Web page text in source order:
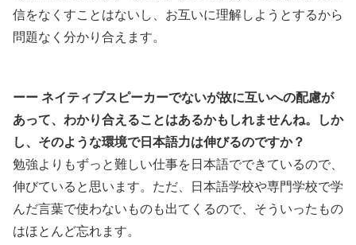
信をなくすことはないし、お互いに理解しようとするから
問題なく分かり合えます。
ーー ネイティブスピーカーでないが故に互いへの配慮が
あって、わかり合えることはあるかもしれませんね。しか
し、そのような環境で日本語力は伸びるのですか？
勉強よりもずっと難しい仕事を日本語でできているので、
伸びていると思います。ただ、日本語学校や専門学校で学
んだ言葉で使わないものも出てくるので、そういったもの
はほとんど忘れます。